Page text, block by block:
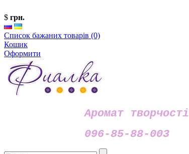
$ грн.
Список бажаних товарів (0)
Кошик
Оформити
Аромат творчості
096-85-88-003